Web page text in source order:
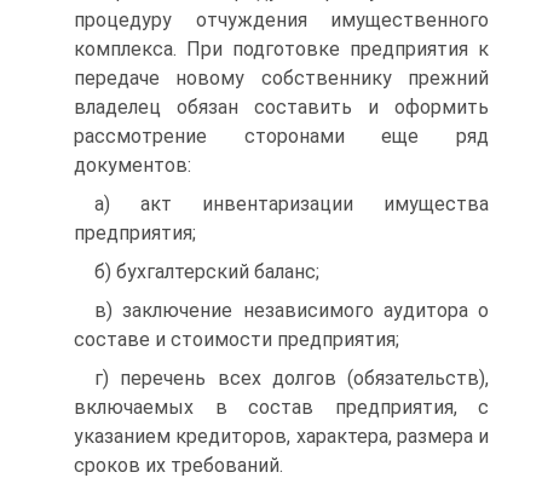
процедуру отчуждения имущественного
комплекса. При подготовке предприятия к
передаче новому собственнику прежний
владелец обязан составить и оформить
рассмотрение сторонами еще ряд
документов:
а) акт инвентаризации имущества
предприятия;
б) бухгалтерский баланс;
в) заключение независимого аудитора о
составе и стоимости предприятия;
г) перечень всех долгов (обязательств),
включаемых в состав предприятия, с
указанием кредиторов, характера, размера и
сроков их требований.